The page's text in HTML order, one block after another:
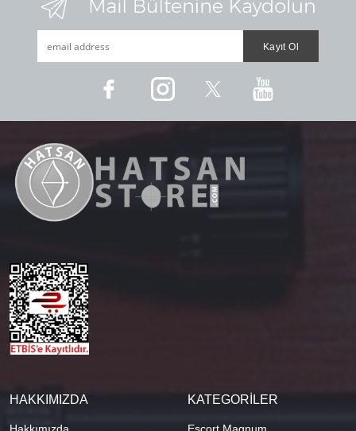
HAKKIMIZDA KATEGORİLER